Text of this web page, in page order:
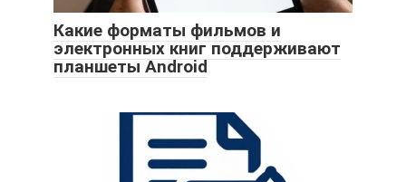
Какие форматы фильмов и
электронных книг поддерживают
планшеты Android